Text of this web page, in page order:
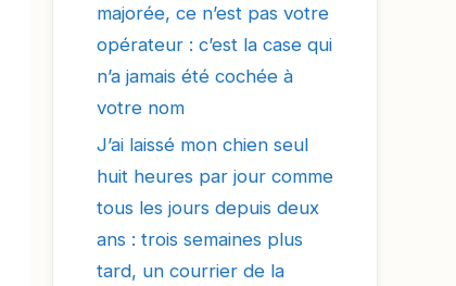
majorée, ce n’est pas votre
opérateur : c’est la case qui
n’a jamais été cochée à
votre nom
J’ai laissé mon chien seul
huit heures par jour comme
tous les jours depuis deux
ans : trois semaines plus
tard, un courrier de la